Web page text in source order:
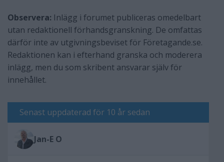
Observera: Inlägg i forumet publiceras omedelbart
utan redaktionell förhandsgranskning. De omfattas
därför inte av utgivningsbeviset för Företagande.se.
Redaktionen kan i efterhand granska och moderera
inlägg, men du som skribent ansvarar själv för
innehållet.
Senast uppdaterad för 10 år sedan
Jan-E O